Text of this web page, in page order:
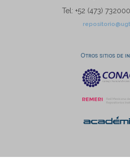
Tel: +52 (473)
Otros sitios de